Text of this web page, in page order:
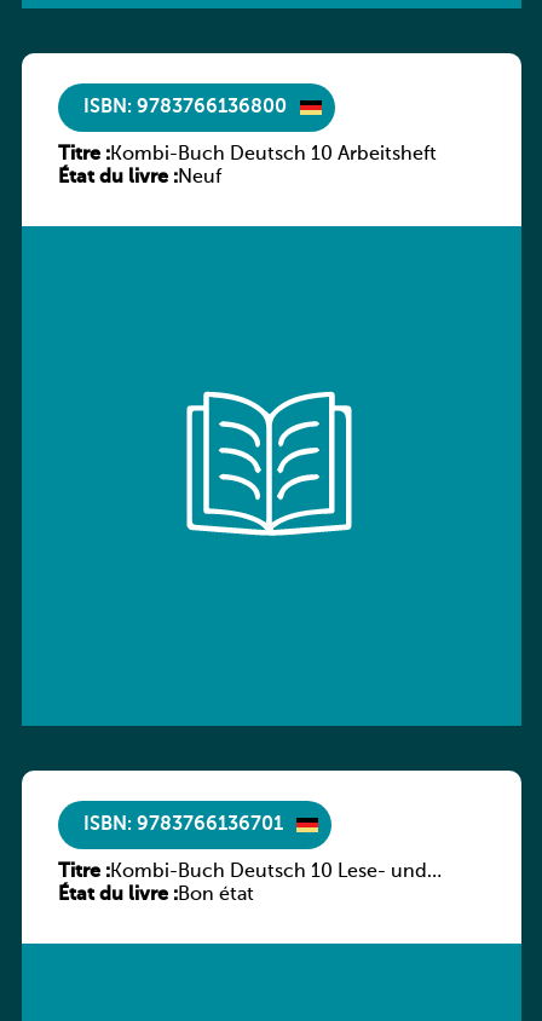
ISBN: 9783766136800
Titre :Kombi-Buch Deutsch 10 Arbeitsheft
État du livre :Neuf
ISBN: 9783766136701
Titre :Kombi-Buch Deutsch 10 Lese- und
Sprachbuch
État du livre :Bon état